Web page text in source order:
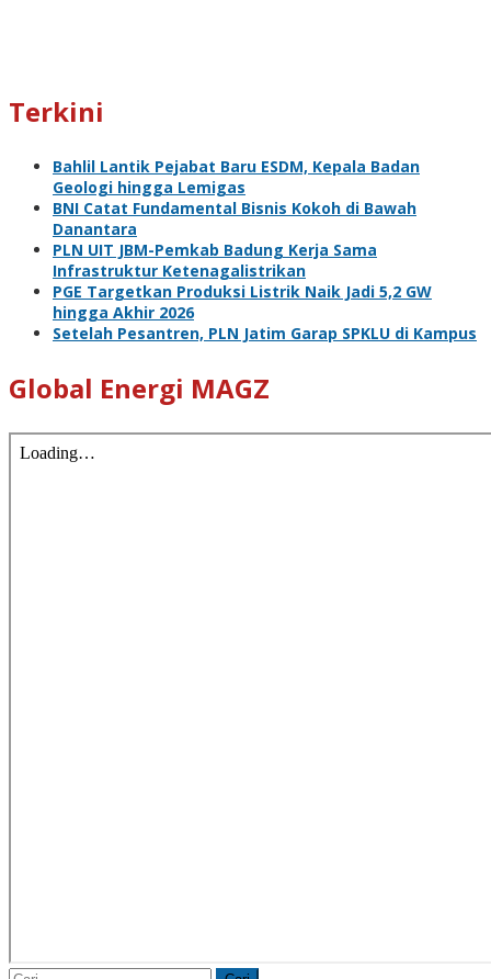
Terkini
Bahlil Lantik Pejabat Baru ESDM, Kepala Badan
Geologi hingga Lemigas
BNI Catat Fundamental Bisnis Kokoh di Bawah
Danantara
PLN UIT JBM-Pemkab Badung Kerja Sama
Infrastruktur Ketenagalistrikan
PGE Targetkan Produksi Listrik Naik Jadi 5,2 GW
hingga Akhir 2026
Setelah Pesantren, PLN Jatim Garap SPKLU di Kampus
Global Energi MAGZ